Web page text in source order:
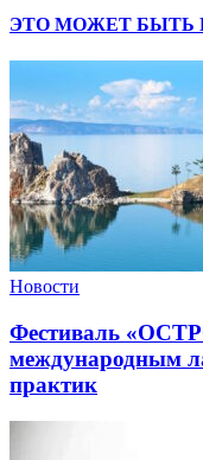
ЭТО МОЖЕТ БЫТЬ
Новости
Фестиваль
международным
практик